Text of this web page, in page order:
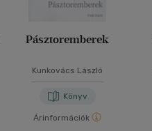
Pásztoremberek
Kunkovács László
Könyv
Árinformációk